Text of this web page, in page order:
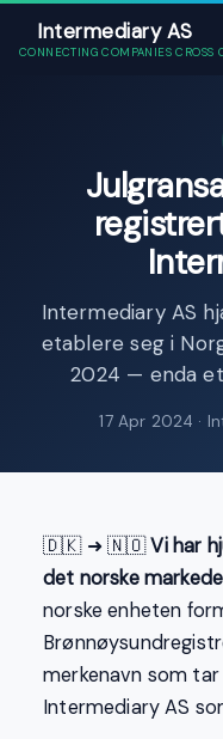
Intermediary AS
CONNECTING COMPANIES CROSS
Intermediary AS
etablere seg i
2024 — enda
17 Apr 2024 ·
🇩🇰 ➜ 🇳🇴Vi har
det norske
norske enheten
merkenavn som
Intermediary AS